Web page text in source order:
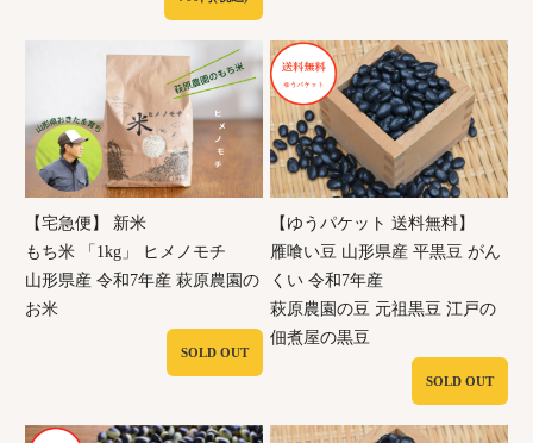
【宅急便】 新米
もち米 「1kg」 ヒメノモチ
山形県産 令和7年産 萩原農園の
お米
SOLD OUT
【ゆうパケット 送料無料】
雁喰い豆 山形県産 平黒豆 がん
くい 令和7年産
萩原農園の豆 元祖黒豆 江戸の
佃煮屋の黒豆
SOLD OUT